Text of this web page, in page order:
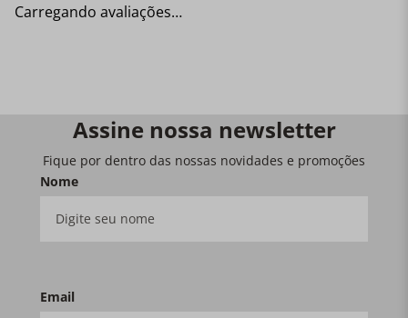
Carregando avaliações…
Assine nossa newsletter
Fique por dentro das nossas novidades e promoções
Nome
Email